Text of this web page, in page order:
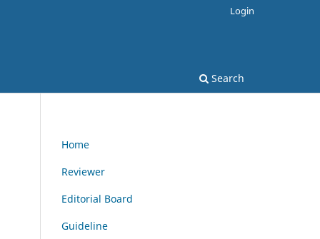
Search
Login
Home
Reviewer
Editorial Board
Guideline